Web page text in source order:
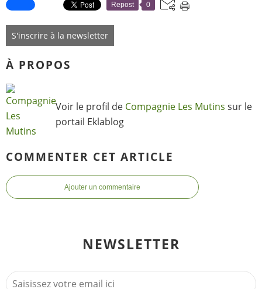
Repost 0
S'inscrire à la newsletter
À PROPOS
Voir le profil de Compagnie Les Mutins sur le
portail Eklablog
COMMENTER CET ARTICLE
Ajouter un commentaire
NEWSLETTER